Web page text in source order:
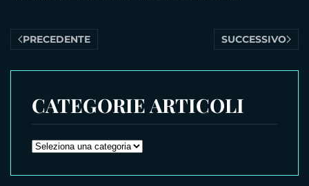
PRECEDENTE SUCCESSIVO
CATEGORIE ARTICOLI
CATEGORIE